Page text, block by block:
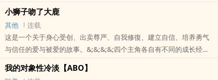
来了，欢喜了，心里就没烦心事。」 「霞姨，Climax..
本站提示：各位书友要是觉得《一个小梦》还不错的话请不要忘记向
您QQ群和微博里的朋友推荐哦！
小狮子吻了大鹿
其他
连载
这是一个关于身心受创、出卖尊严、自我修復、建立自信、培养勇气
与信任的爱与被爱的故事。&;&;&;&;四个主角各自有不同的成长经
又是怎么给出对方所..
我的对象性冷淡【ABO】